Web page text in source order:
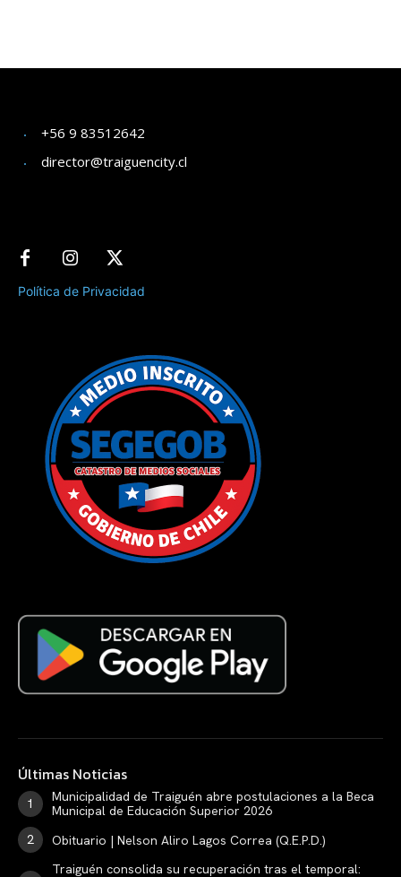
+56 9 83512642
director@traiguencity.cl
Política de Privacidad
Últimas Noticias
Municipalidad de Traiguén abre postulaciones a la Beca
Municipal de Educación Superior 2026
Obituario | Nelson Aliro Lagos Correa (Q.E.P.D.)
Traiguén consolida su recuperación tras el temporal: